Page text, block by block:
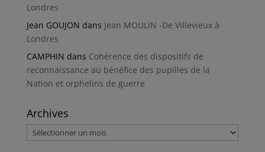
Londres
Jean GOUJON dans Jean MOULIN -De Villevieux à
Londres
CAMPHIN dans Cohérence des dispositifs de
reconnaissance au bénéfice des pupilles de la
Nation et orphelins de guerre
Archives
Archives